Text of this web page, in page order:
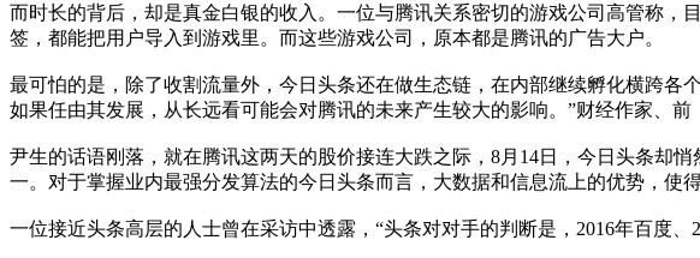
而时长的背后，却是真金白银的收入。一位与腾讯关系密切的游戏公司高管称
签，都能把用户导入到游戏里。而这些游戏公司，原本都是腾讯的广告大户。
最可怕的是，除了收割流量外，今日头条还在做生态链，在内部继续孵化横跨
如果任由其发展，从长远看可能会对腾讯的未来产生较大的影响。”财经作家、前
尹生的话语刚落，就在腾讯这两天的股价接连大跌之际，8月14日，今日头条却
一。对于掌握业内最强分发算法的今日头条而言，大数据和信息流上的优势，使
一位接近头条高层的人士曾在采访中透露，“头条对对手的判断是，2016年百度